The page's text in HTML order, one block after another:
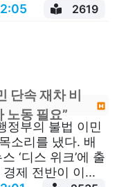
2619
단속 재차 비
노동 필요”
정부의 불법 이민
소리를 냈다. 배
‘디스 위크’에 출
제 전반이 이...